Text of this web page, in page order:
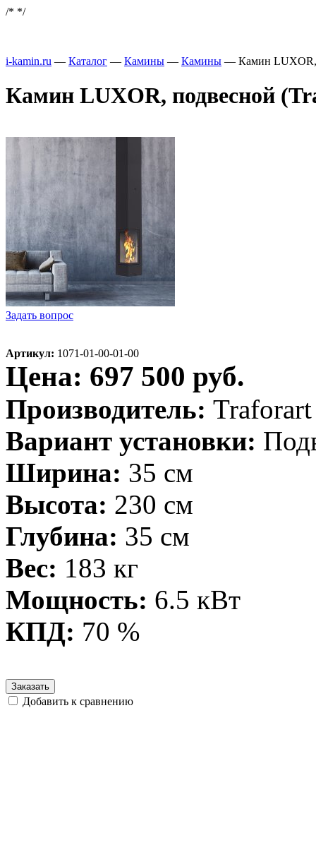
/* */
i-kamin.ru — Каталог — Камины — Камины — Камин
Камин LUXOR, подвесной
Задать вопрос
Артикул: 1071-01-00-01-00
Цена: 697 500 руб.
Производитель:
Вариант установки:
Ширина: 35 см
Высота: 230 см
Глубина: 35 см
Вес: 183 кг
Мощность: 6.5 кВт
КПД: 70 %
Заказать
Добавить к сравнению